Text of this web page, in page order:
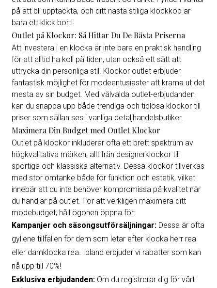
på att bli upptäckta, och ditt nästa stiliga klockköp är
bara ett klick bort!
Outlet på Klockor: Så Hittar Du De Bästa Priserna
Att investera i en klocka är inte bara en praktisk handling
för att alltid ha koll på tiden, utan också ett sätt att
uttrycka din personliga stil. Klockor outlet erbjuder
fantastisk möjlighet för modeentusiaster att krama ut det
mesta av sin budget. Med välvalda outlet-erbjudanden
kan du snappa upp både trendiga och tidlösa klockor till
priser som sällan ses i vanliga detaljhandelsbutiker.
Maximera Din Budget med Outlet Klockor
Outlet på klockor inkluderar ofta ett brett spektrum av
högkvalitativa märken, allt från designerklockor till
sportiga och klassiska alternativ. Dessa klockor tillverkas
med stor omtanke både för funktion och estetik, vilket
innebär att du inte behöver kompromissa på kvalitet när
du handlar på outlet. För att verkligen maximera ditt
modebudget, håll ögonen öppna för:
Kampanjer och säsongsutförsäljningar: Dessa är ofta
gyllene tillfällen för dem som letar efter klocka herr rea
eller damklocka rea. Ibland erbjuder vi rabatter som kan
nå upp till 70%!
Exklusiva erbjudanden: Om du registrerar dig för vårt